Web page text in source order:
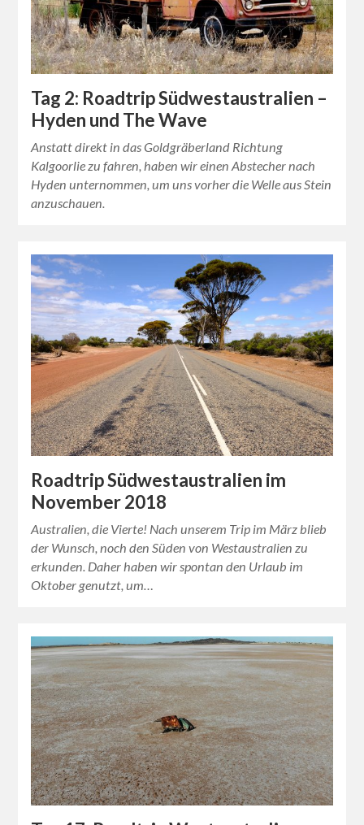
Tag 2: Roadtrip Südwestaustralien –
Hyden und The Wave
Anstatt direkt in das Goldgräberland Richtung
Kalgoorlie zu fahren, haben wir einen Abstecher nach
Hyden unternommen, um uns vorher die Welle aus Stein
anzuschauen.
Roadtrip Südwestaustralien im
November 2018
Australien, die Vierte! Nach unserem Trip im März blieb
der Wunsch, noch den Süden von Westaustralien zu
erkunden. Daher haben wir spontan den Urlaub im
Oktober genutzt, um…